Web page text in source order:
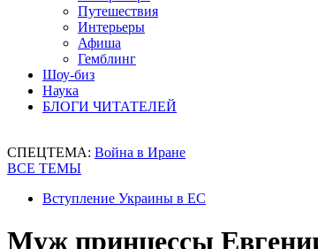
Путешествия
Интерьеры
Афиша
Гемблинг
Шоу-биз
Наука
БЛОГИ ЧИТАТЕЛЕЙ
СПЕЦТЕМА: Война в Иране
ВСЕ ТЕМЫ
Вступление Украины в ЕС
Муж принцессы